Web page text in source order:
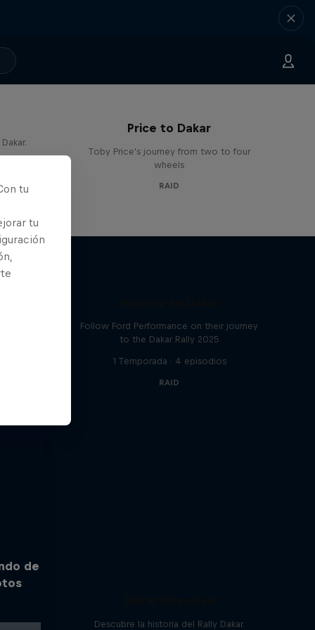
Price to Dakar
Toby Price's journey from two to four
wheels
RAID
de
Follow Ford Performance on their journey
to the Dakar Rally 2025
1 Temporada · 4 episodios
RAID
Descubre la historia del Rally Dakar.
tu
tu